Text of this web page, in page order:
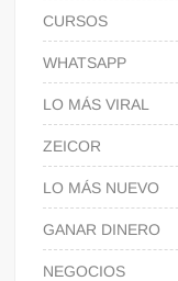
CURSOS
WHATSAPP
LO MÁS VIRAL
ZEICOR
LO MÁS NUEVO
GANAR DINERO
NEGOCIOS